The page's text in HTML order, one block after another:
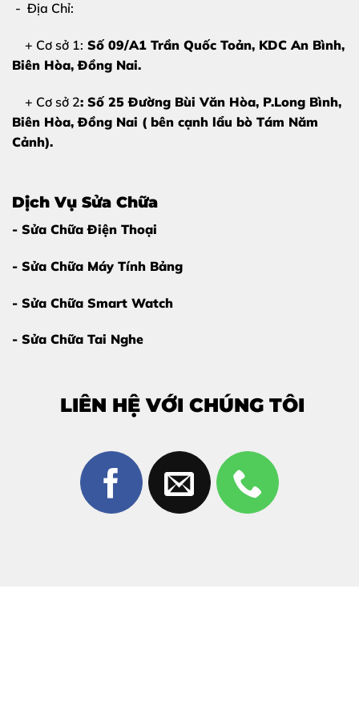
vào tay hoặc làm hỏng tấm nền màn hình bên trong
nếu không xử lý kịp thời.
Cảm ứng vẫn hoạt động tốt:Đây là điều kiện tiên
quyết để bạn chỉ cần ép kính thay vì phải thay
nguyên bộ màn hình đắt đỏ.
2. Nguyên nhân khiến mặt kính Honor
Magic 6 Pro bị hỏng
Magic 6 Pro vẫn có thể gặp sự cố do:
Va đập mạnh:Máy bị rơi từ trên cao xuống nền cứng
mạnh.
thay đổi nhiệt độ đột ngột làm kính bị giòn và dễ nứt.
Áp lực đè nén:
Vô tình ngồi đè lên máy hoặc để máy
dưới gối khi ngủ tạo áp lực lớn lên bề mặt kính cong.
- Địa Chỉ:
+ Cơ sở 1: Số 09/A1 Trần Quốc Toản, KDC An Bình,
Biên Hòa, Đồng Nai.
+ Cơ sở 2: Số 25 Đường Bùi Văn Hòa, P.Long Bình,
Biên Hòa, Đồng Nai ( bên cạnh lẩu bò Tám Năm
Cảnh).
Dịch Vụ Sửa Chữa
- Sửa Chữa Điện Thoại
- Sửa Chữa Máy Tính Bảng
- Sửa Chữa Smart Watch
- Sửa Chữa Tai Nghe
LIÊN HỆ VỚI CHÚNG TÔI